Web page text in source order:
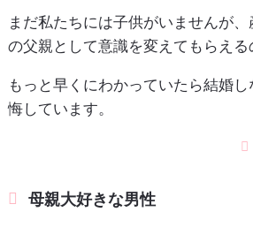
まだ私たちには子供がいませんが、
の父親として意識を変えてもらえる
もっと早くにわかっていたら結婚
悔しています。
母親大好きな男性